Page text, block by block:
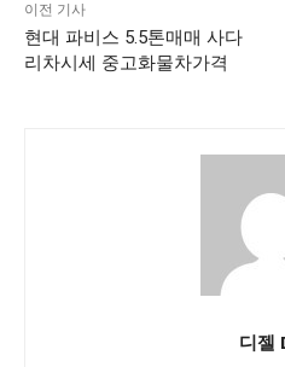
이전 기사
현대 파비스 5.5톤매매 사다
리차시세 중고화물차가격
디젤